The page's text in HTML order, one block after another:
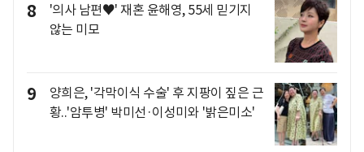
8
'의사 남편♥' 재혼 윤해영, 55세 믿기지
않는 미모
9
양희은, '각막이식 수술' 후 지팡이 짚은 근
황..'암투병' 박미선·이성미와 '밝은미소'